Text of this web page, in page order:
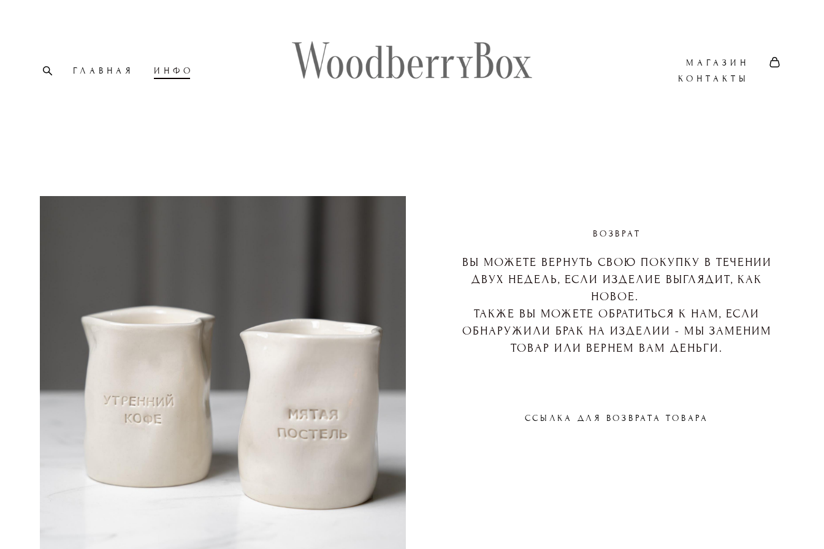
ГЛАВНАЯ ИНФО
МАГАЗИН
КОНТАКТЫ
ВОЗВРАТ
ВЫ МОЖЕТЕ ВЕРНУТЬ СВОЮ ПОКУПКУ В ТЕЧЕНИИ
ДВУХ НЕДЕЛЬ, ЕСЛИ ИЗДЕЛИЕ ВЫГЛЯДИТ, КАК
НОВОЕ.
ТАКЖЕ ВЫ МОЖЕТЕ ОБРАТИТЬСЯ К НАМ, ЕСЛИ
ОБНАРУЖИЛИ БРАК НА ИЗДЕЛИИ - МЫ ЗАМЕНИМ
ТОВАР ИЛИ ВЕРНЕМ ВАМ ДЕНЬГИ.
ССЫЛКА ДЛЯ ВОЗВРАТА ТОВАРА